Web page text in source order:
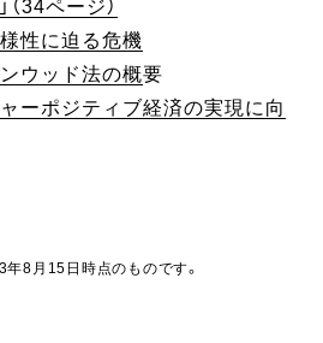
34ページ）
性に迫る危機
ウッド法の概要
ーポジティブ経済の実現に向
8月15日時点のものです。